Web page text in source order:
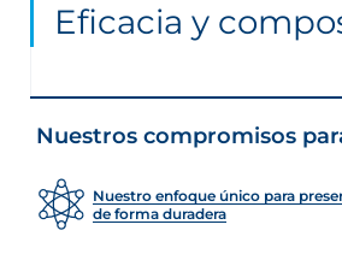
Eficacia y
Nuestros compromisos
Nuestro enfoque único para
de forma duradera